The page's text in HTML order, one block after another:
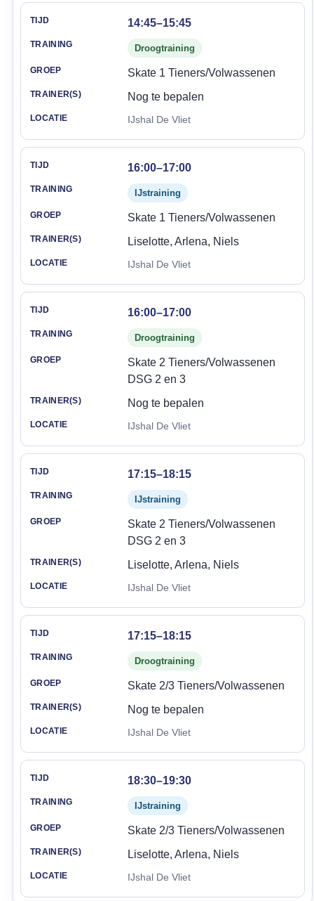
14:45–15:45
Droogtraining
Skate 1 Tieners/Volwassenen
Nog te bepalen
IJshal De Vliet
16:00–17:00
IJstraining
Skate 1 Tieners/Volwassenen
Liselotte, Arlena, Niels
IJshal De Vliet
16:00–17:00
Droogtraining
Skate 2 Tieners/Volwassenen
DSG 2 en 3
Nog te bepalen
IJshal De Vliet
17:15–18:15
IJstraining
Skate 2 Tieners/Volwassenen
DSG 2 en 3
Liselotte, Arlena, Niels
IJshal De Vliet
17:15–18:15
Droogtraining
Skate 2/3 Tieners/Volwassenen
Nog te bepalen
IJshal De Vliet
18:30–19:30
IJstraining
Skate 2/3 Tieners/Volwassenen
Liselotte, Arlena, Niels
IJshal De Vliet